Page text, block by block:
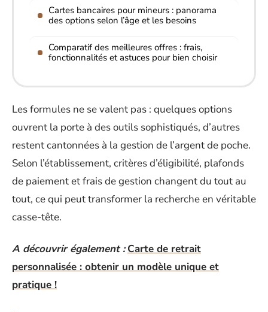
Cartes bancaires pour mineurs : panorama
des options selon l’âge et les besoins
Comparatif des meilleures offres : frais,
fonctionnalités et astuces pour bien choisir
Les formules ne se valent pas : quelques options
ouvrent la porte à des outils sophistiqués, d’autres
restent cantonnées à la gestion de l’argent de poche.
Selon l’établissement, critères d’éligibilité, plafonds
de paiement et frais de gestion changent du tout au
tout, ce qui peut transformer la recherche en véritable
casse-tête.
A découvrir également : Carte de retrait
personnalisée : obtenir un modèle unique et
pratique !